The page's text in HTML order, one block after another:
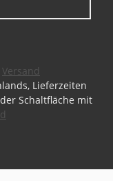
Versand
Lieferzeiten
Schaltfläche mit